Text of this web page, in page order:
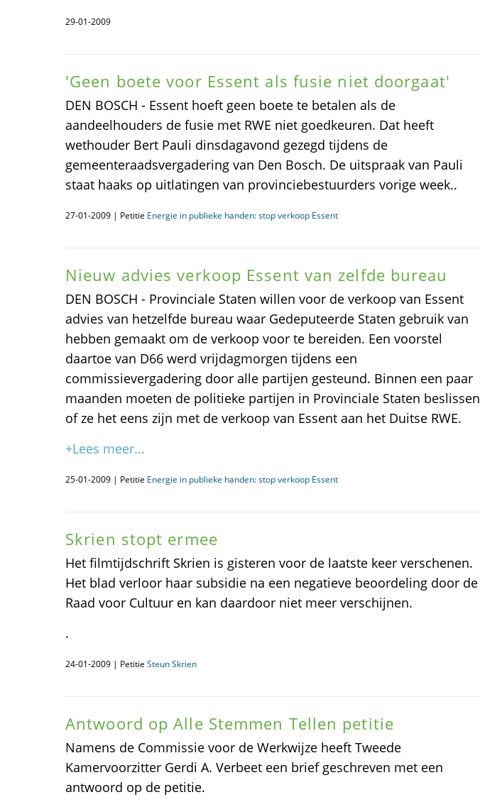
29-01-2009
'Geen boete voor Essent als fusie niet doorgaat'
DEN BOSCH - Essent hoeft geen boete te betalen als de
aandeelhouders de fusie met RWE niet goedkeuren. Dat heeft
wethouder Bert Pauli dinsdagavond gezegd tijdens de
gemeenteraadsvergadering van Den Bosch. De uitspraak van Pauli
staat haaks op uitlatingen van provinciebestuurders vorige week..
27-01-2009 | Petitie Energie in publieke handen: stop verkoop Essent
Nieuw advies verkoop Essent van zelfde bureau
DEN BOSCH - Provinciale Staten willen voor de verkoop van Essent
advies van hetzelfde bureau waar Gedeputeerde Staten gebruik van
hebben gemaakt om de verkoop voor te bereiden. Een voorstel
daartoe van D66 werd vrijdagmorgen tijdens een
commissievergadering door alle partijen gesteund. Binnen een paar
maanden moeten de politieke partijen in Provinciale Staten beslissen
of ze het eens zijn met de verkoop van Essent aan het Duitse RWE.
+Lees meer...
25-01-2009 | Petitie Energie in publieke handen: stop verkoop Essent
Skrien stopt ermee
Het filmtijdschrift Skrien is gisteren voor de laatste keer verschenen.
Het blad verloor haar subsidie na een negatieve beoordeling door de
Raad voor Cultuur en kan daardoor niet meer verschijnen.
.
24-01-2009 | Petitie Steun Skrien
Antwoord op Alle Stemmen Tellen petitie
Namens de Commissie voor de Werkwijze heeft Tweede
Kamervoorzitter Gerdi A. Verbeet een brief geschreven met een
antwoord op de petitie.